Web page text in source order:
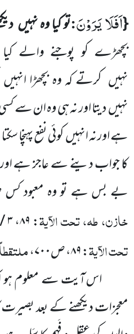
{اَفَلَا یَرَوْنَ:تو کیا وہ نہیں
بچھڑے کو پوجنے والے
نہیں کرتے کہ وہ بچھڑا انہیں
نہیںدیتا اور نہ ہی وہ ان سے
ہے اور نہ انہیںکوئی نفع
کا جواب دینے سے عاجز ہے
بے بس ہے تو وہ معبود کس
خازن، طہ، تحت الآیۃ: ۸۹، ۳ / ۲۶۱،
تحت الآیۃ: ۸۹، ص۷۰۰، ملتقطاً
اس آیت سے معلوم ہو
معجزات دیکھنے کے بعد بصیرت